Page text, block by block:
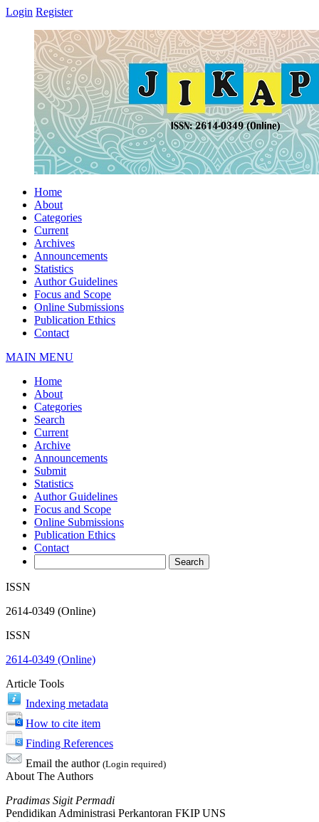
Login Register
Home
About
Categories
Current
Archives
Announcements
Statistics
Author Guidelines
Focus and Scope
Online Submissions
Publication Ethics
Contact
MAIN MENU
Home
About
Categories
Search
Current
Archive
Announcements
Submit
Statistics
Author Guidelines
Focus and Scope
Online Submissions
Publication Ethics
Contact
ISSN
2614-0349 (Online)
ISSN
2614-0349 (Online)
Article Tools
Indexing metadata
How to cite item
Finding References
Email the author (Login required)
About The Authors
Pradimas Sigit Permadi
Pendidikan Administrasi Perkantoran FKIP UNS